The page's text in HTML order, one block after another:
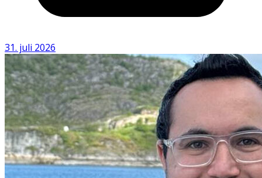
31. juli 2026